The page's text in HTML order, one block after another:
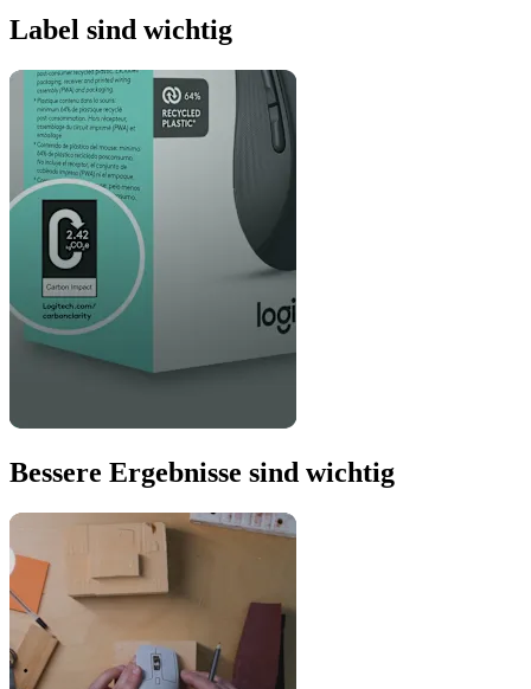
Label sind wichtig
Bessere Ergebnisse sind wichtig